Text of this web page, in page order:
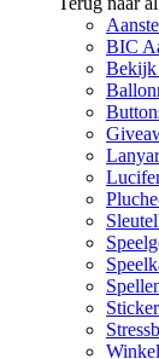
BIC
Bekijk